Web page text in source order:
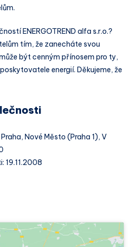
ENERGOTREND alfa s.r.o.?
tím, že zanecháte svou
být cenným přínosem pro ty,
energií. Děkujeme, že
Nové Město (Praha 1), V
19.11.2008